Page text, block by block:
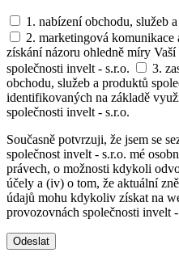
1. nabízení obchodu, služeb
2. marketingová
získání názoru ohledně míry
společnosti invelt - s.r.o.
3.
obchodu, služeb a produktů
identifikovaných na základě
společnosti invelt - s.r.o.
Současně potvrzuji, že jsem se
společnost invelt - s.r.o. mé
právech, o možnosti kdykoli
účely a (iv) o tom, že aktuální
údajů mohu kdykoliv získat na
provozovnách společnosti invelt -
Odeslat